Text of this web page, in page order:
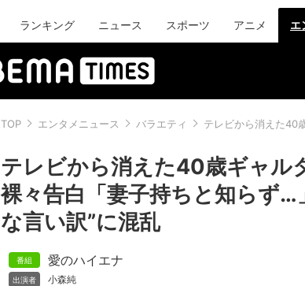
ランキング ニュース スポーツ アニメ エ
TOP エンタメニュース バラエティ テレビから消えた40
テレビから消えた40歳ギャル
裸々告白「妻子持ちと知らず…
な言い訳”に混乱
愛のハイエナ
小森純